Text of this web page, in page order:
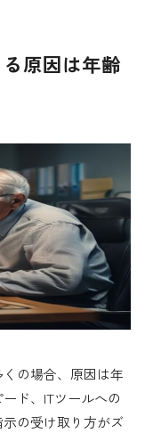
原因は年齢
の場合、原因は年
ド、ITツールへの
の受け取り方がズ